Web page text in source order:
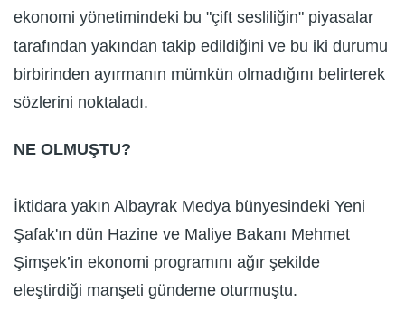
ekonomi yönetimindeki bu "çift sesliliğin" piyasalar
tarafından yakından takip edildiğini ve bu iki durumu
birbirinden ayırmanın mümkün olmadığını belirterek
sözlerini noktaladı.
NE OLMUŞTU?
İktidara yakın Albayrak Medya bünyesindeki Yeni
Şafak'ın dün Hazine ve Maliye Bakanı Mehmet
Şimşek’in ekonomi programını ağır şekilde
eleştirdiği manşeti gündeme oturmuştu.